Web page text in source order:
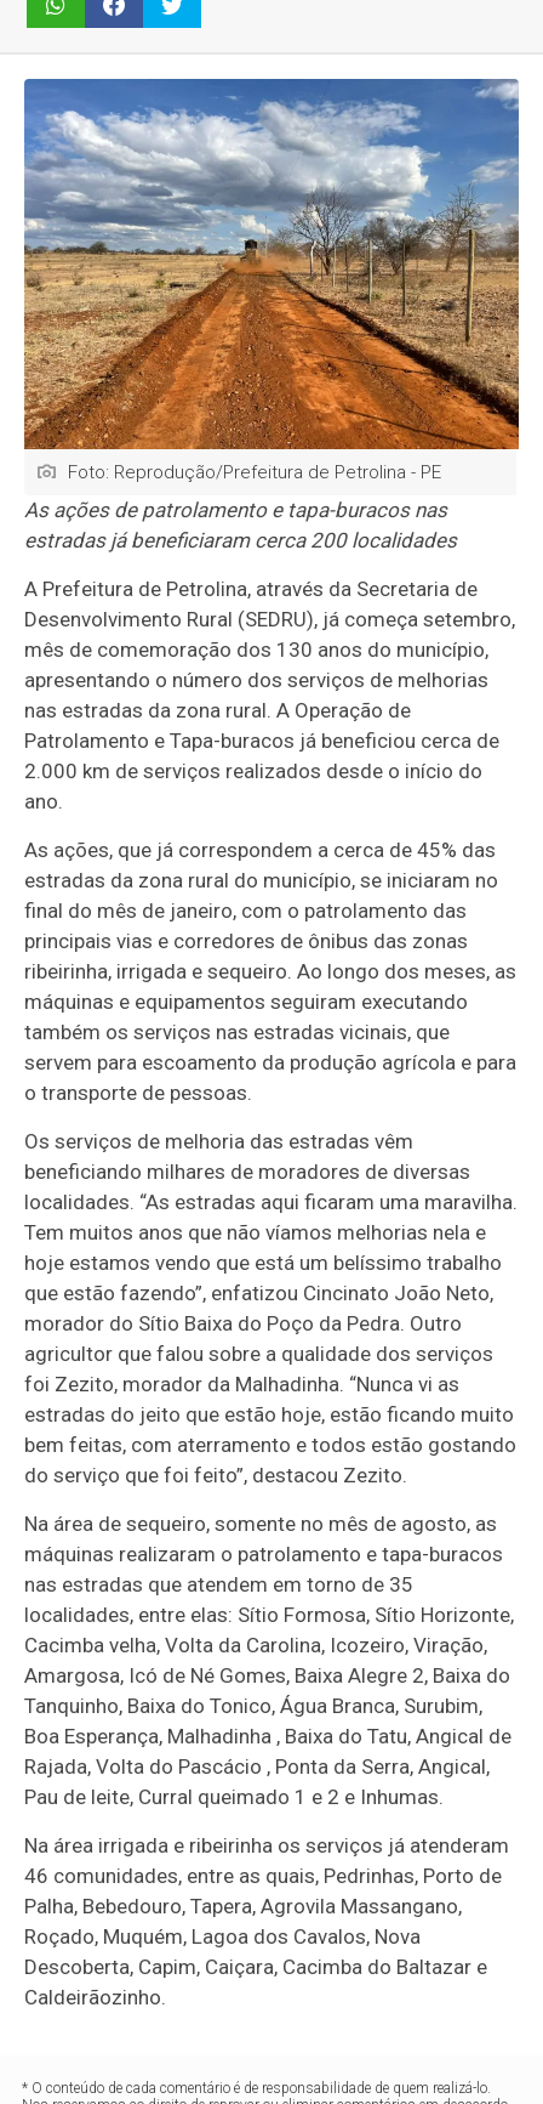
Foto: Reprodução/Prefeitura de Petrolina - PE
As ações de patrolamento e tapa-buracos nas
estradas já beneficiaram cerca 200 localidades
A Prefeitura de Petrolina, através da Secretaria de
Desenvolvimento Rural (SEDRU), já começa setembro,
mês de comemoração dos 130 anos do município,
apresentando o número dos serviços de melhorias
nas estradas da zona rural. A Operação de
Patrolamento e Tapa-buracos já beneficiou cerca de
2.000 km de serviços realizados desde o início do
ano.
As ações, que já correspondem a cerca de 45% das
estradas da zona rural do município, se iniciaram no
final do mês de janeiro, com o patrolamento das
principais vias e corredores de ônibus das zonas
ribeirinha, irrigada e sequeiro. Ao longo dos meses, as
máquinas e equipamentos seguiram executando
também os serviços nas estradas vicinais, que
servem para escoamento da produção agrícola e para
o transporte de pessoas.
Os serviços de melhoria das estradas vêm
beneficiando milhares de moradores de diversas
localidades. “As estradas aqui ficaram uma maravilha.
Tem muitos anos que não víamos melhorias nela e
hoje estamos vendo que está um belíssimo trabalho
que estão fazendo”, enfatizou Cincinato João Neto,
morador do Sítio Baixa do Poço da Pedra. Outro
agricultor que falou sobre a qualidade dos serviços
foi Zezito, morador da Malhadinha. “Nunca vi as
estradas do jeito que estão hoje, estão ficando muito
bem feitas, com aterramento e todos estão gostando
do serviço que foi feito”, destacou Zezito.
Na área de sequeiro, somente no mês de agosto, as
máquinas realizaram o patrolamento e tapa-buracos
nas estradas que atendem em torno de 35
localidades, entre elas: Sítio Formosa, Sítio Horizonte,
Cacimba velha, Volta da Carolina, Icozeiro, Viração,
Amargosa, Icó de Né Gomes, Baixa Alegre 2, Baixa do
Tanquinho, Baixa do Tonico, Água Branca, Surubim,
Boa Esperança, Malhadinha , Baixa do Tatu, Angical de
Rajada, Volta do Pascácio , Ponta da Serra, Angical,
Pau de leite, Curral queimado 1 e 2 e Inhumas.
Na área irrigada e ribeirinha os serviços já atenderam
46 comunidades, entre as quais, Pedrinhas, Porto de
Palha, Bebedouro, Tapera, Agrovila Massangano,
Roçado, Muquém, Lagoa dos Cavalos, Nova
Descoberta, Capim, Caiçara, Cacimba do Baltazar e
Caldeirãozinho.
* O conteúdo de cada comentário é de responsabilidade de quem realizá-lo.